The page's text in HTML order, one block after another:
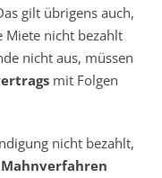
gilt übrigens auch,
Miete nicht bezahlt
nicht aus, müssen
mit Folgen
nicht bezahlt,